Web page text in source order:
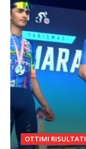
OTTIMI RISULTATI